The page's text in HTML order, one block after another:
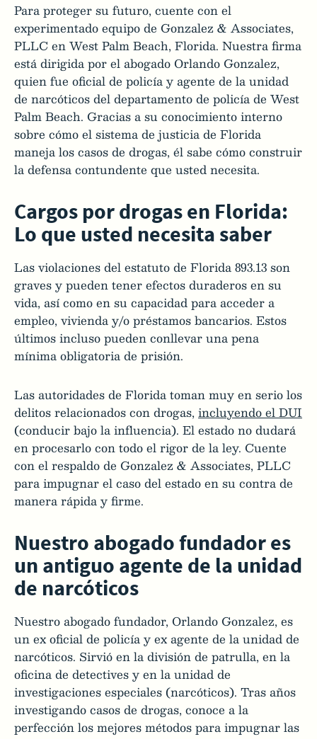
Para proteger su futuro, cuente con el
experimentado equipo de Gonzalez & Associates,
PLLC en West Palm Beach, Florida. Nuestra firma
está dirigida por el abogado Orlando Gonzalez,
quien fue oficial de policía y agente de la unidad
de narcóticos del departamento de policía de West
Palm Beach. Gracias a su conocimiento interno
sobre cómo el sistema de justicia de Florida
maneja los casos de drogas, él sabe cómo construir
la defensa contundente que usted necesita.
Cargos por drogas en Florida:
Lo que usted necesita saber
Las violaciones del estatuto de Florida 893.13 son
graves y pueden tener efectos duraderos en su
vida, así como en su capacidad para acceder a
empleo, vivienda y/o préstamos bancarios. Estos
últimos incluso pueden conllevar una pena
mínima obligatoria de prisión.
Las autoridades de Florida toman muy en serio los
delitos relacionados con drogas, incluyendo el DUI
(conducir bajo la influencia). El estado no dudará
en procesarlo con todo el rigor de la ley. Cuente
con el respaldo de Gonzalez & Associates, PLLC
para impugnar el caso del estado en su contra de
manera rápida y firme.
Nuestro abogado fundador es
un antiguo agente de la unidad
de narcóticos
Nuestro abogado fundador, Orlando Gonzalez, es
un ex oficial de policía y ex agente de la unidad de
narcóticos. Sirvió en la división de patrulla, en la
oficina de detectives y en la unidad de
investigaciones especiales (narcóticos). Tras años
investigando casos de drogas, conoce a la
perfección los mejores métodos para impugnar las